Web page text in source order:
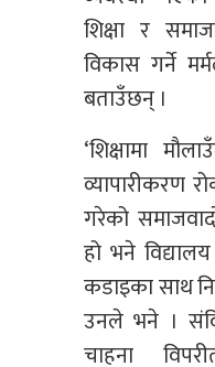
शिक्षा र
विकास गर्ने
बताउँछन् ।
‘शिक्षामा
व्यापारीकरण
गरेको
हो भने
कडाइका साथ
उनले भने ।
चाहना